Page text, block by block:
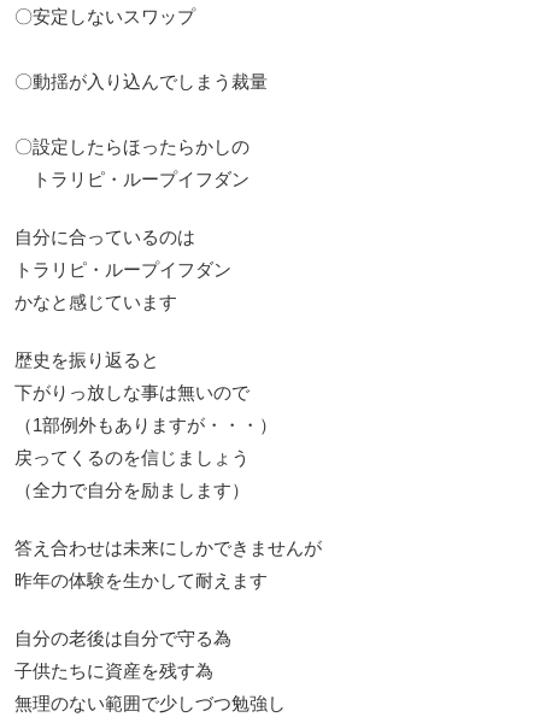
〇安定しないスワップ
〇動揺が入り込んでしまう裁量
〇設定したらほったらかしの
トラリピ・ループイフダン
自分に合っているのは
トラリピ・ループイフダン
かなと感じています
歴史を振り返ると
下がりっ放しな事は無いので
（1部例外もありますが・・・）
戻ってくるのを信じましょう
（全力で自分を励まします）
答え合わせは未来にしかできませんが
昨年の体験を生かして耐えます
自分の老後は自分で守る為
子供たちに資産を残す為
無理のない範囲で少しづつ勉強し